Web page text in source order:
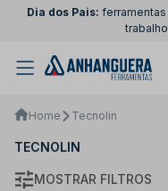
Dia dos Pais:
Home Tecnolin
TECNOLIN
MOSTRAR FILTROS